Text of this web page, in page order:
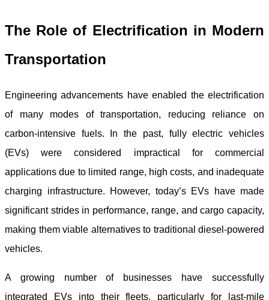
The Role of Electrification in Modern
Transportation
Engineering advancements have enabled the electrification
of many modes of transportation, reducing reliance on
carbon-intensive fuels. In the past, fully electric vehicles
(EVs) were considered impractical for commercial
applications due to limited range, high costs, and inadequate
charging infrastructure. However, today’s EVs have made
significant strides in performance, range, and cargo capacity,
making them viable alternatives to traditional diesel-powered
vehicles.
A growing number of businesses have successfully
integrated EVs into their fleets, particularly for last-mile